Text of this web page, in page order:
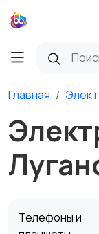
Главная
Телефоны и